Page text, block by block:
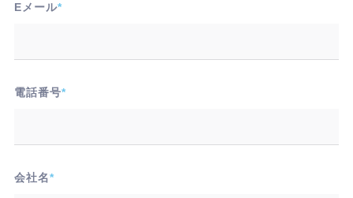
Eメール*
電話番号*
会社名*